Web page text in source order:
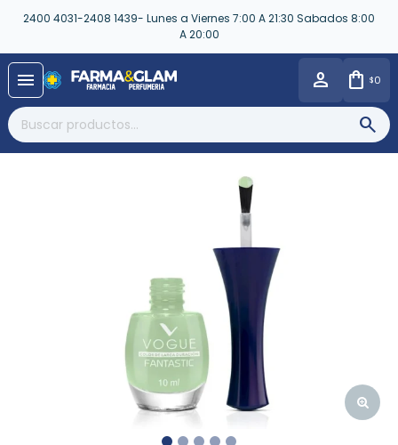
2400 4031-2408 1439- Lunes a Viernes 7:00 A 21:30 Sabados 8:00
A 20:00
menu $0